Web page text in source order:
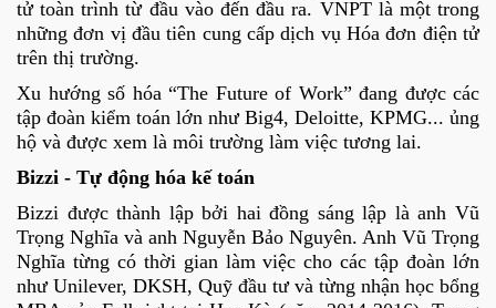
tử toàn trình từ đầu vào đến đầu ra. VNPT là một trong
những đơn vị đầu tiên cung cấp dịch vụ Hóa đơn điện tử
trên thị trường.
Xu hướng số hóa “The Future of Work” đang được các
tập đoàn kiểm toán lớn như Big4, Deloitte, KPMG... ủng
hộ và được xem là môi trường làm việc tương lai.
Bizzi - Tự động hóa kế toán
Bizzi được thành lập bởi hai đồng sáng lập là anh Vũ
Trọng Nghĩa và anh Nguyễn Bảo Nguyên. Anh Vũ Trọng
Nghĩa từng có thời gian làm việc cho các tập đoàn lớn
như Unilever, DKSH, Quỹ đầu tư và từng nhận học bổng